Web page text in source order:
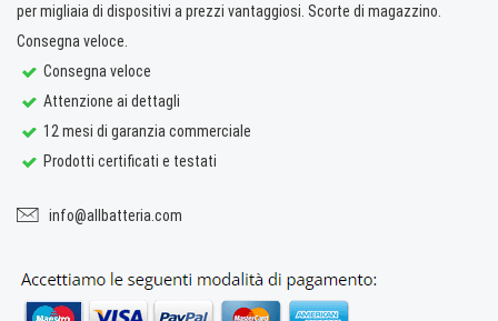
per migliaia di dispositivi a prezzi vantaggiosi. Scorte di magazzino.
Consegna veloce.
Consegna veloce
Attenzione ai dettagli
12 mesi di garanzia commerciale
Prodotti certificati e testati
info@allbatteria.com